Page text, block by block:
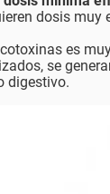
dosis
es
se
digestivo.